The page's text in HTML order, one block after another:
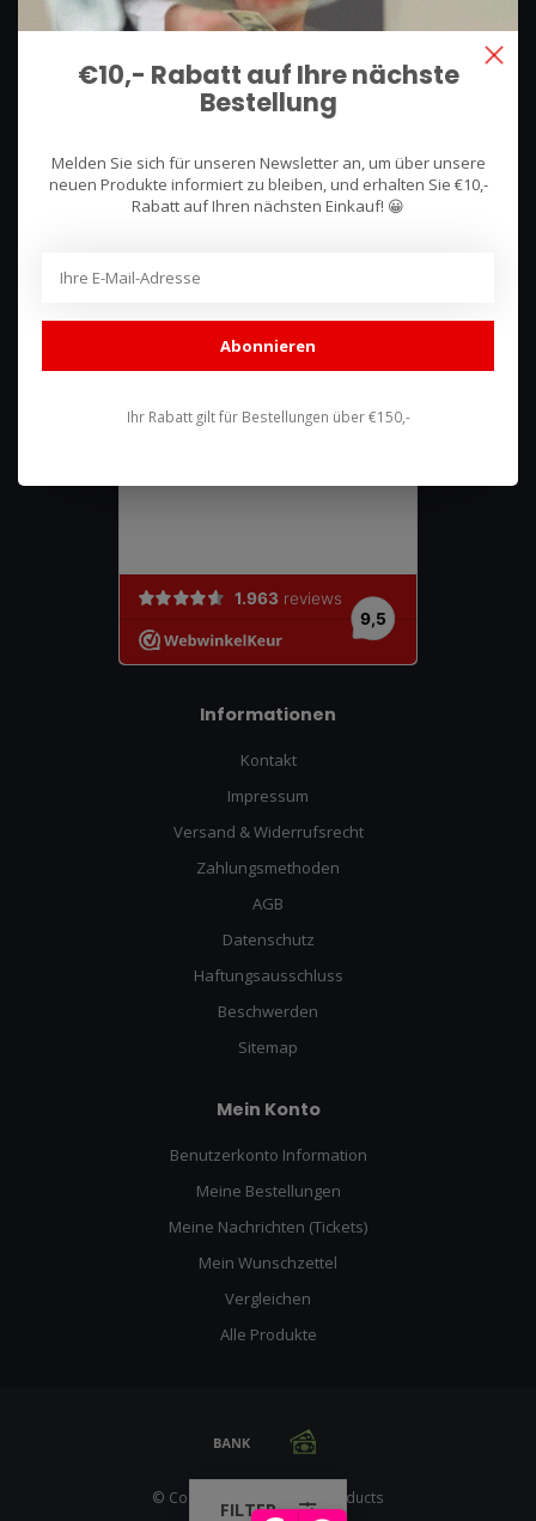
Hullerpad 13Q
Lunteren, Nederland
085 744 4602
shop@racing-products.com
Bewertungen
Informationen
Kontakt
Impressum
Versand & Widerrufsrecht
Zahlungsmethoden
AGB
Datenschutz
Haftungsausschluss
Beschwerden
Sitemap
Mein Konto
Benutzerkonto Information
Meine Bestellungen
Meine Nachrichten (Tickets)
Mein Wunschzettel
Vergleichen
Alle Produkte
© Copyright 2026 Racing Products
FILTER
€10,- Rabatt auf Ihre nächste
Bestellung
Melden Sie sich für unseren Newsletter an, um über unsere
neuen Produkte informiert zu bleiben, und erhalten Sie €10,-
Rabatt auf Ihren nächsten Einkauf! 😀
Abonnieren
Ihr Rabatt gilt für Bestellungen über €150,-